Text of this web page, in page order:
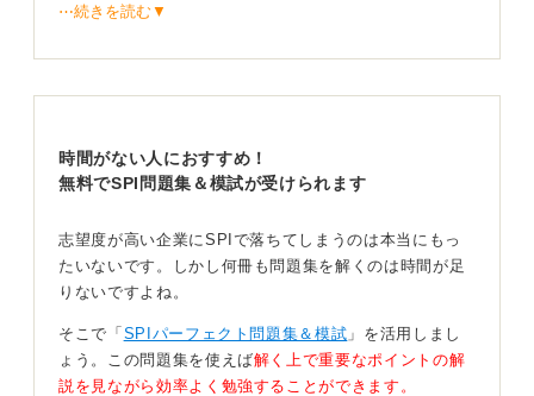
65分のSPIは制限時間が65分ということであり、能力検
査35分と性格適性検査30分で構成されています。
能力検査は、いわゆる言語・非言語問題です。英語は一
般的には出題されません。
言語は空欄補充、熟語の成り立ち、文節の並べ替え、長
文読解、非言語は推論、場合の数、確率、集合、損益
算、速度算、割合の計算、年齢算、通過算、整数の整理
が出題されます。
⋯続きを読む▼
時間がない人におすすめ！
無料でSPI問題集＆模試が受けられます
志望度が高い企業にSPIで落ちてしまうのは本当にもっ
たいないです。しかし何冊も問題集を解くのは時間が足
りないですよね。
そこで「 SPIパーフェクト問題集＆模試 」を活用しまし
ょう。この問題集を使えば解く上で重要なポイントの解
説を見ながら効率よく勉強することができます。